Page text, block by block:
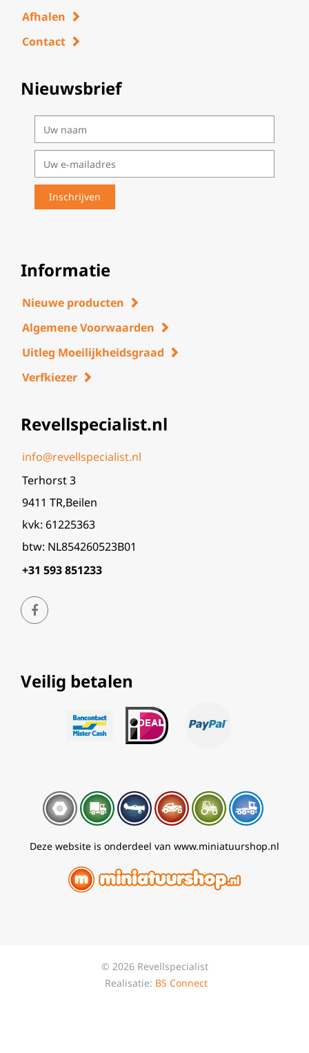
Afhalen
Contact
Nieuwsbrief
Informatie
Nieuwe producten
Algemene Voorwaarden
Uitleg Moeilijkheidsgraad
Verfkiezer
Revellspecialist.nl
info@revellspecialist.nl
Terhorst 3
9411 TR,Beilen
kvk: 61225363
btw: NL854260523B01
+31 593 851233
Veilig betalen
Deze website is onderdeel van www.miniatuurshop.nl
© 2026 Revellspecialist
Realisatie: BS Connect